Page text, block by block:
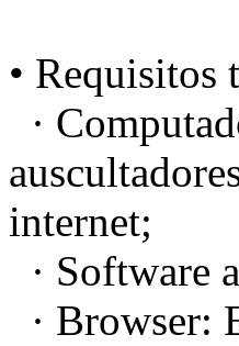
•
·
internet;
· Software
· Browser: